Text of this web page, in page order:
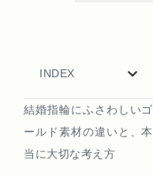
INDEX
結婚指輪にふさわしいゴ
ールド素材の違いと、本
当に大切な考え方